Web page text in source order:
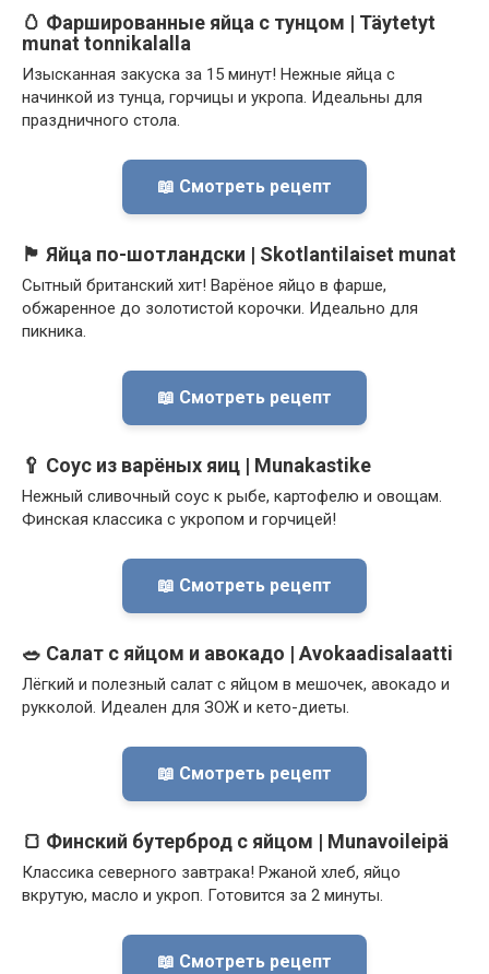
🥚 Фаршированные яйца с тунцом | Täytetyt
munat tonnikalalla
Изысканная закуска за 15 минут! Нежные яйца с
начинкой из тунца, горчицы и укропа. Идеальны для
праздничного стола.
📖 Смотреть рецепт
🏴󠁢󠁳󠁣󠁿 Яйца по-шотландски | Skotlantilaiset munat
Сытный британский хит! Варёное яйцо в фарше,
обжаренное до золотистой корочки. Идеально для
пикника.
📖 Смотреть рецепт
🥄 Соус из варёных яиц | Munakastike
Нежный сливочный соус к рыбе, картофелю и овощам.
Финская классика с укропом и горчицей!
📖 Смотреть рецепт
🥗 Салат с яйцом и авокадо | Avokaadisalaatti
Лёгкий и полезный салат с яйцом в мешочек, авокадо и
рукколой. Идеален для ЗОЖ и кето-диеты.
📖 Смотреть рецепт
🍞 Финский бутерброд с яйцом | Munavoileipä
Классика северного завтрака! Ржаной хлеб, яйцо
вкрутую, масло и укроп. Готовится за 2 минуты.
📖 Смотреть рецепт